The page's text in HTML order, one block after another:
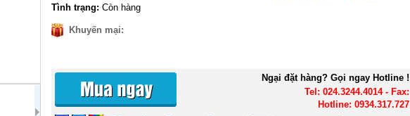
Tình trạng: Còn hàng
Khuyến mại:
Ngại đặt hàng? Gọi ngay Hotline !
Tel: 024.3244.4014 - Fax:
Hotline: 0934.317.727